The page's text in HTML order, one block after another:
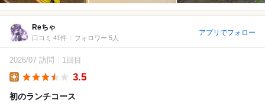
Reちゃ
口コミ 41件 フォロワー 5人
アプリでフォロー
2026/07 訪問 1回目
3.5
初のランチコース